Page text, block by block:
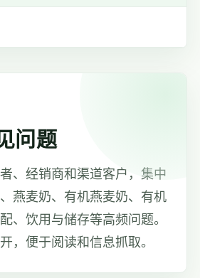
问题
、经销商和渠道客户，集中
燕麦奶、有机燕麦奶、有机
、饮用与储存等高频问题。
，便于阅读和信息抓取。